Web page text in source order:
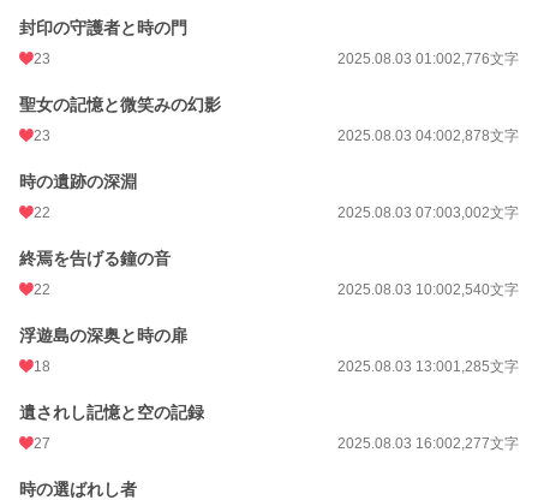
封印の守護者と時の門
23 2025.08.03 01:002,776文字
聖女の記憶と微笑みの幻影
23 2025.08.03 04:002,878文字
時の遺跡の深淵
22 2025.08.03 07:003,002文字
終焉を告げる鐘の音
22 2025.08.03 10:002,540文字
浮遊島の深奥と時の扉
18 2025.08.03 13:001,285文字
遺されし記憶と空の記録
27 2025.08.03 16:002,277文字
時の選ばれし者